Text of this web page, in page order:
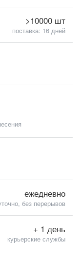
>10000 шт
поставка: 16 дней
ежедневно
без перерывов
+ 1 день
курьерские службы